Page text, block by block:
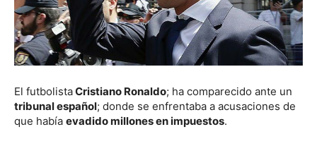
El futbolistaCristiano Ronaldo; ha comparecido ante un
tribunal español; donde se enfrentaba a acusaciones de
que había evadido millones en impuestos.